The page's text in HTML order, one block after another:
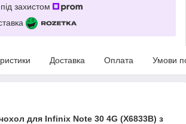
захистом
Доставка Оплата Умови
для Infinix Note 30 4G (X6833B) з